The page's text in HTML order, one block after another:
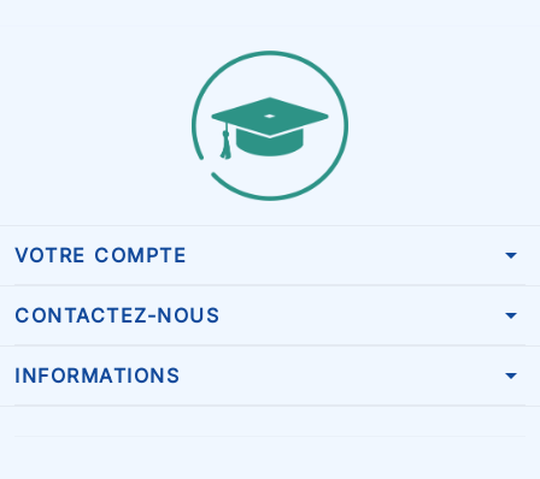
VOTRE COMPTE arrow_drop_down
CONTACTEZ-NOUS arrow_drop_down
INFORMATIONS arrow_drop_down